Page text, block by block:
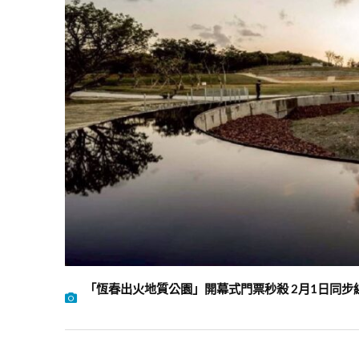
「恆春出火地質公園」開幕式門票秒殺 2月1日同步